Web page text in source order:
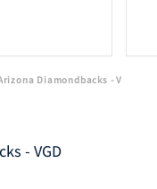
Diamondbacks - V
- VGD